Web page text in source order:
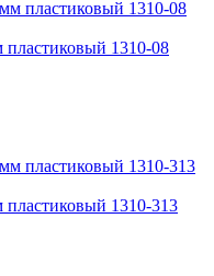
пластиковый 1310-08
пластиковый 1310-313